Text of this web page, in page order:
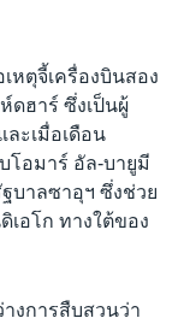
หตุจี้เครื่องบินสอง
ดฮาร์ ซึ่งเป็นผู้
ะเมื่อเดือน
โอมาร์ อัล-บายูมี
บาลซาอุฯ ซึ่งช่วย
เอโก ทางใต้ของ
งการสืบสวนว่า